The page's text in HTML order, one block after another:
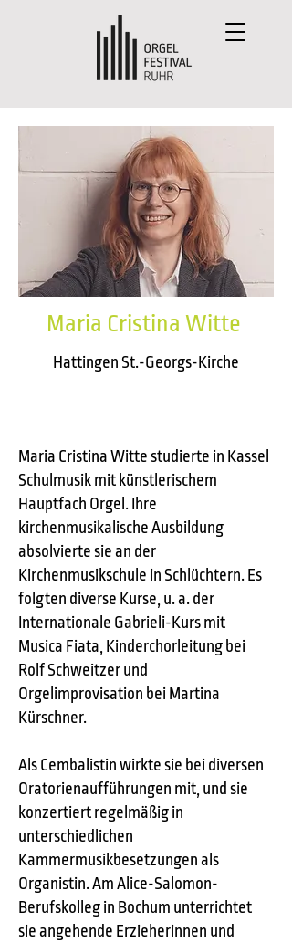
Maria Cristina Witte
Hattingen St.-Georgs-Kirche
Maria Cristina Witte studierte in Kassel
Schulmusik mit künstlerischem
Hauptfach Orgel. Ihre
kirchenmusikalische Ausbildung
absolvierte sie an der
Kirchenmusikschule in Schlüchtern. Es
folgten diverse Kurse, u. a. der
Internationale Gabrieli-Kurs mit
Musica Fiata, Kinderchorleitung bei
Rolf Schweitzer und
Orgelimprovisation bei Martina
Kürschner.
Als Cembalistin wirkte sie bei diversen
Oratorienaufführungen mit, und sie
konzertiert regelmäßig in
unterschiedlichen
Kammermusikbesetzungen als
Organistin. Am Alice-Salomon-
Berufskolleg in Bochum unterrichtet
sie angehende Erzieherinnen und